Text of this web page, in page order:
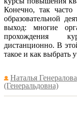
Конечно, так
образовательной
выход: многие
прохождения
дистанционно. В
такое и как выбрать
Наталья Генералова
(Генеральдовна)